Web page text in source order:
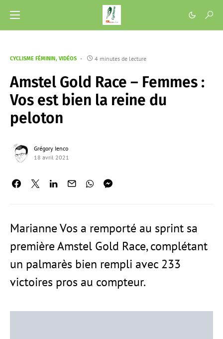
CYCLISME FÉMININ VIDÉOS 4 minutes de lecture
Amstel Gold Race – Femmes :
Vos est bien la reine du
peloton
Grégory Ienco
18 avril 2021
Marianne Vos a remporté au sprint sa
première Amstel Gold Race, complétant
un palmarès bien rempli avec 233
victoires pros au compteur.